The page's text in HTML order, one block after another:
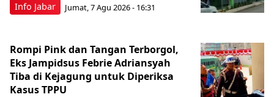
Info Jabar Jumat, 7 Agu 2026 - 16:31
Rompi Pink dan Tangan Terborgol,
Eks Jampidsus Febrie Adriansyah
Tiba di Kejagung untuk Diperiksa
Kasus TPPU